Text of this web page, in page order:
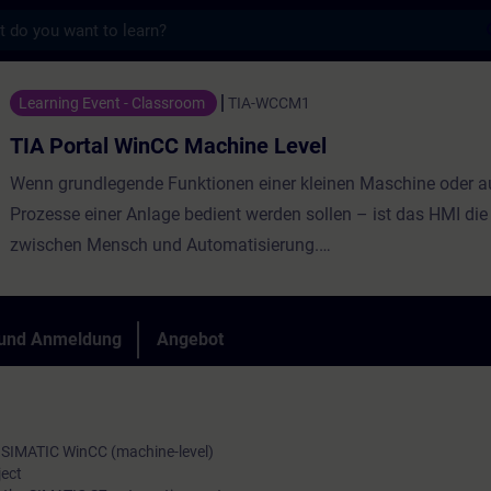
Machine Level - Training - Schulung -
Learning Event - Classroom TIA-WCCM1
TIA Portal WinCC Machine Level
Wenn grundlegende Funktionen einer kleinen Maschine oder
Prozesse einer Anlage bedient werden sollen – ist das HMI
zwischen Mensch und Automatisierung.
erstellen.
Anmeldung Angebot
WinCC (machine-level)